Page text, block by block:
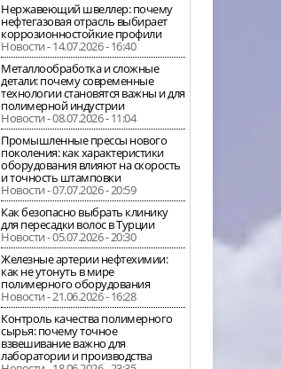
Нержавеющий швеллер: почему
нефтегазовая отрасль выбирает
коррозионностойкие профили
Новости - 14.07.2026 - 16:40
Металлообработка и сложные
детали: почему современные
технологии становятся важны и для
полимерной индустрии
Новости - 08.07.2026 - 11:04
Промышленные прессы нового
поколения: как характеристики
оборудования влияют на скорость
и точность штамповки
Новости - 07.07.2026 - 20:59
Как безопасно выбрать клинику
для пересадки волос в Турции
Новости - 05.07.2026 - 20:30
Железные артерии нефтехимии:
как не утонуть в мире
полимерного оборудования
Новости - 21.06.2026 - 16:28
Контроль качества полимерного
сырья: почему точное
взвешивание важно для
лаборатории и производства